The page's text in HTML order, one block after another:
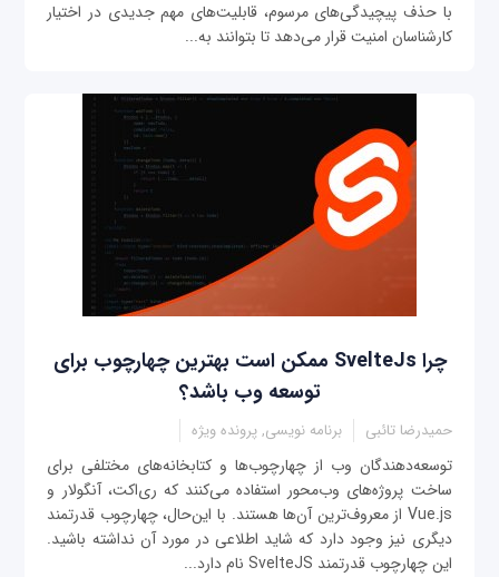
با حذف پیچیدگی‌های مرسوم، قابلیت‌های مهم جدیدی در اختیار
کارشناسان امنیت قرار می‌دهد تا بتوانند به...
چرا SvelteJs ممکن است بهترین چهارچوب برای
توسعه وب باشد؟
حمیدرضا تائبی برنامه نویسی, پرونده ویژه
توسعه‌دهندگان وب از چهارچوب‌ها و کتابخانه‌های مختلفی برای
ساخت پروژه‌های وب‌محور استفاده می‌کنند که ری‌اکت، آنگولار و
Vue.js از معروف‌ترین آن‌ها هستند. با این‌حال، چهارچوب قدرتمند
دیگری نیز وجود دارد که شاید اطلاعی در مورد آن نداشته باشید.
این چهارچوب قدرتمند SvelteJS نام دارد...